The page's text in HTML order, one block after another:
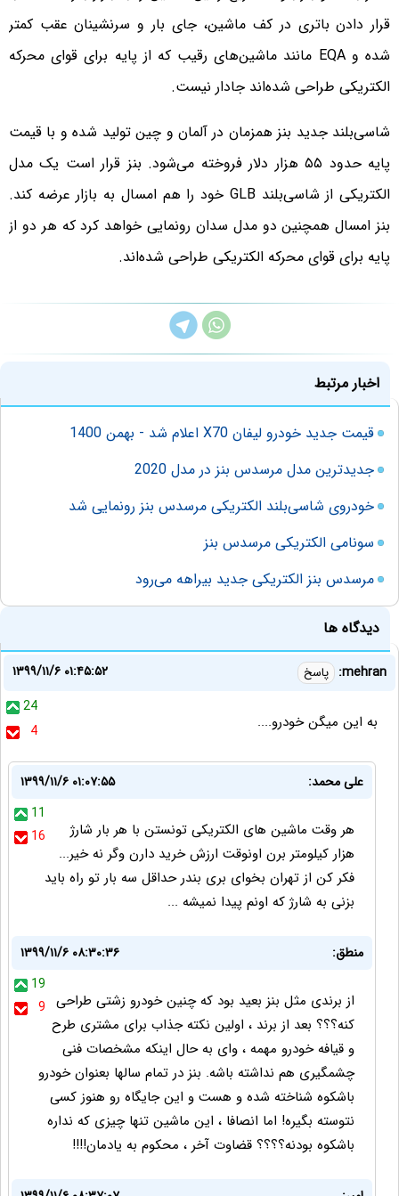
قرار دادن باتری در کف ماشین، جای بار و سرنشینان عقب کمتر
شده و EQA مانند ماشین‌های رقیب که از پایه برای قوای محرکه
الکتریکی طراحی شده‌اند جادار نیست.
شاسی‌بلند جدید بنز همزمان در آلمان و چین تولید شده و با قیمت
پایه حدود ۵۵ هزار دلار فروخته می‌شود. بنز قرار است یک مدل
الکتریکی از شاسی‌بلند GLB خود را هم امسال به بازار عرضه کند.
بنز امسال همچنین دو مدل سدان رونمایی خواهد کرد که هر دو از
پایه برای قوای محرکه الکتریکی طراحی شده‌اند.
اخبار مرتبط
قیمت جدید خودرو لیفان X70 اعلام شد - بهمن 1400
جدیدترین مدل مرسدس بنز در مدل 2020
خودروی شاسی‌بلند الکتریکی مرسدس بنز رونمایی شد
سونامی الکتریکی مرسدس بنز
مرسدس بنز الکتریکی جدید بیراهه می‌رود
دیدگاه ها
mehran: پاسخ
۱۳۹۹/۱۱/۶ ۰۱:۴۵:۵۲
24
4
به این میگن خودرو....
علی محمد:
۱۳۹۹/۱۱/۶ ۰۱:۰۷:۵۵
11
16
هر وقت ماشین های الکتریکی تونستن با هر بار شارژ
هزار کیلومتر برن اونوقت ارزش خرید دارن وگر نه خیر...
فکر کن از تهران بخوای بری بندر حداقل سه بار تو راه باید
بزنی به شارژ که اونم پیدا نمیشه ...
منطق:
۱۳۹۹/۱۱/۶ ۰۸:۳۰:۳۶
19
9 از برندی مثل بنز بعید بود که چنین خودرو زشتی طراحی
کنه؟؟؟ بعد از برند ، اولین نکته جذاب برای مشتری طرح
و قیافه خودرو مهمه ، وای به حال اینکه مشخصات فنی
چشمگیری هم نداشته باشه. بنز در تمام سالها بعنوان خودرو
باشکوه شناخته شده و هست و این جایگاه رو هنوز کسی
نتوسته بگیره! اما انصافا ، این ماشین تنها چیزی که نداره
باشکوه بودنه؟؟؟؟ قضاوت آخر ، محکوم به یادمان!!!!